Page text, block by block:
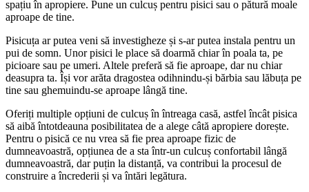
spațiu în apropiere. Pune un culcuș pentru pisici sau o pătură moale
aproape de tine.
Pisicuța ar putea veni să investigheze și s-ar putea instala pentru un
pui de somn. Unor pisici le place să doarmă chiar în poala ta, pe
picioare sau pe umeri. Altele preferă să fie aproape, dar nu chiar
deasupra ta. Își vor arăta dragostea odihnindu-și bărbia sau lăbuța pe
tine sau ghemuindu-se aproape lângă tine.
Oferiți multiple opțiuni de culcuș în întreaga casă, astfel încât pisica
să aibă întotdeauna posibilitatea de a alege câtă apropiere dorește.
Pentru o pisică ce nu vrea să fie prea aproape fizic de
dumneavoastră, opțiunea de a sta într-un culcuș confortabil lângă
dumneavoastră, dar puțin la distanță, va contribui la procesul de
construire a încrederii și va întări legătura.